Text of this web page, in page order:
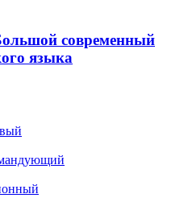
современный
языка